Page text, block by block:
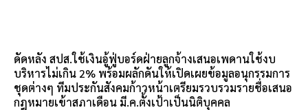
ดัดหลัง สปส.ใช้เงินอู้ฟู่บอร์ดฝ่ายลูกจ้างเสนอเพดานใช้งบ
บริหารไม่เกิน 2% พร้อมผลักดันให้เปิดเผยข้อมูลอนุกรรมการ
ชุดต่างๆ ทีมประกันสังคมก้าวหน้าเตรียมรวบรวมรายชื่อเสนอ
กฎหมายเข้าสภาเดือน มี.ค.ตั้งเป้าเป็นนิติบุคคล